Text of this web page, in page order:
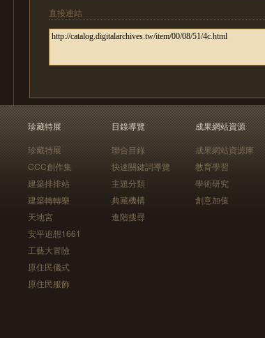
直接連結
珍藏特展
珍藏特展
CCC創作集
建築排排站
建築轉轉樂
天地宮
安平追想1661
工藝大冒險
原住民儀式
原住民服飾
目錄導覽
聯合目錄
快速關鍵詞導覽
主題分類
典藏機構
進階搜尋
成果網站資源
成果網站資源庫
教育學習
學術研究
創意加值